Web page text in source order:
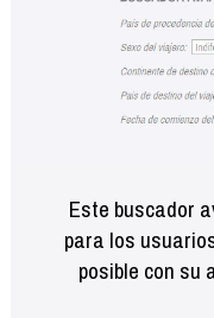
Este buscador
para los
posible con su